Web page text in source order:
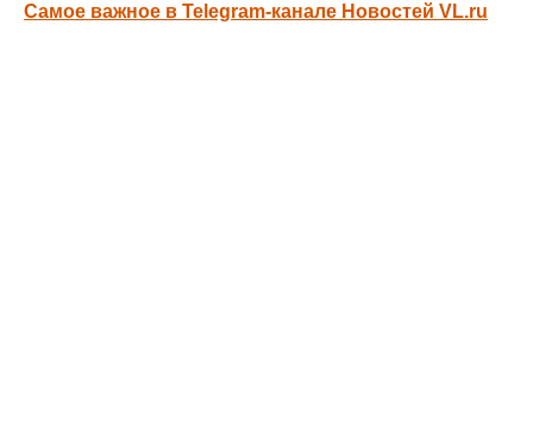
Самое важное в Telegram-канале Новостей VL.ru